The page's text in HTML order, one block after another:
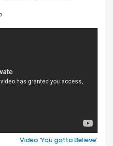
Video ‘You gotta Believe’